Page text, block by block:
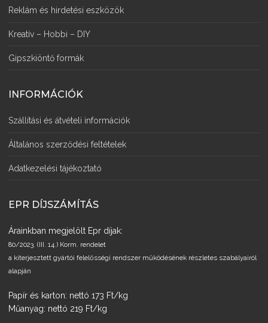
Reklám és hirdetési eszközök
Kreatív – Hobbi – DIY
Gipszkiöntő formák
INFORMÁCIÓK
Szállítási és átvételi információk
Általános szerződési feltételek
Adatkezelési tájékoztató
EPR DÍJSZÁMÍTÁS
Árainkban megjelölt Epr díjak:
80/2023. (III. 14.) Korm. rendelet
a kiterjesztett gyártói felelősségi rendszer működésének részletes szabályairól
alapján
Papír és karton: nettó 173 Ft/kg
Műanyag: nettó 219 Ft/kg